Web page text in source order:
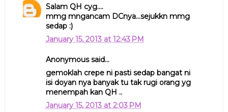
Salam QH cyg....
mmg mngancam DCnya...sejukkn mmg
sedap :)
January 15, 2013 at 12:43 PM
Anonymous said...
gemoklah crepe ni pasti sedap bangat ni
isi doyan nya banyak tu tak rugi orang yg
menempah kan QH ..
January 15, 2013 at 2:03 PM